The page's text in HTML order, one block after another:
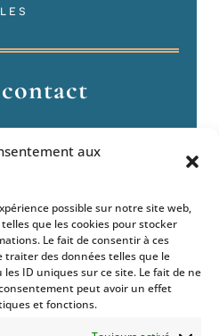
aux
possible sur notre site web,
que les cookies pour stocker
Le fait de consentir à ces
des données telles que le
ID uniques sur ce site. Le fait de ne
peut avoir un effet
et fonctions.
être informés
et évènements